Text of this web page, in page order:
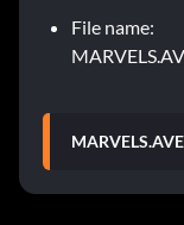
File name: